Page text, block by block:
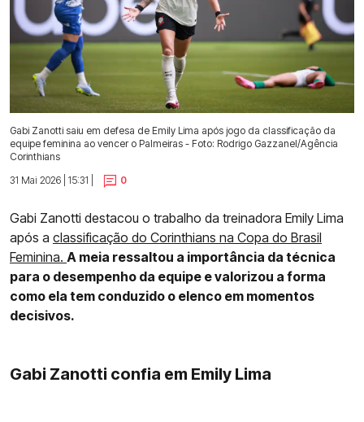
Gabi Zanotti saiu em defesa de Emily Lima após jogo da classificação da
equipe feminina ao vencer o Palmeiras - Foto: Rodrigo Gazzanel/Agência
Corinthians
31 Mai 2026 | 15:31 |
0
Gabi Zanotti destacou o trabalho da treinadora Emily Lima
após a classificação do Corinthians na Copa do Brasil
Feminina. A meia ressaltou a importância da técnica
para o desempenho da equipe e valorizou a forma
como ela tem conduzido o elenco em momentos
decisivos.
Gabi Zanotti confia em Emily Lima